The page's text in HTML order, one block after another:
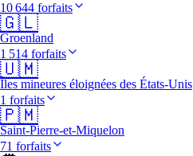
10 644 forfaits
🇬🇱
Groenland
1 514 forfaits
🇺🇲
Îles mineures éloignées des États-Unis
1 forfaits
🇵🇲
Saint-Pierre-et-Miquelon
71 forfaits